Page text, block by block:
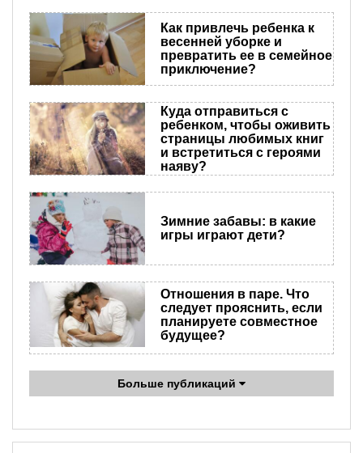
Как привлечь ребенка к
весенней уборке и
превратить ее в семейное
приключение?
Куда отправиться с
ребенком, чтобы оживить
страницы любимых книг
и встретиться с героями
наяву?
Зимние забавы: в какие
игры играют дети?
Отношения в паре. Что
следует прояснить, если
планируете совместное
будущее?
Больше публикаций